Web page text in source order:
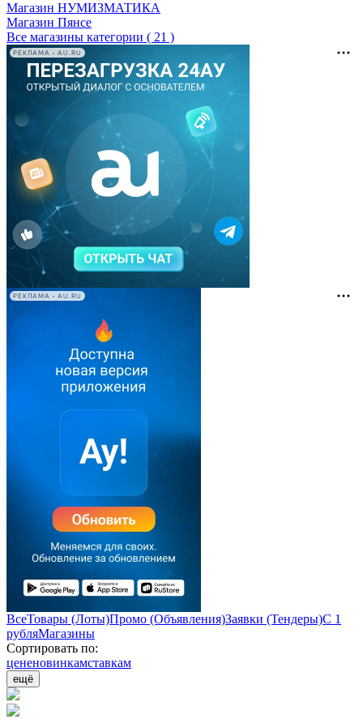
Магазин НУМИЗМАТИКА
Магазин Пянсе
Все магазины категории ( 21 )
РЕКЛАМА • AU.RU
РЕКЛАМА • AU.RU
ВсеТовары (Лоты)Промо (Объявления)Заявки (Тендеры)С 1
рубляМагазины
Сортировать по:
цененовинкамставкам
ещё